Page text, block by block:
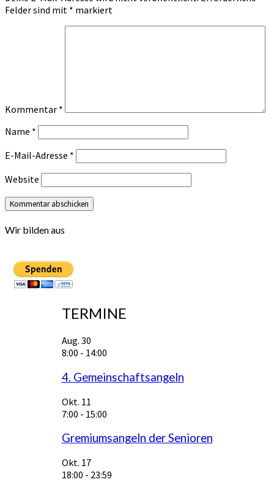
Felder sind mit * markiert
Kommentar *
Name *
E-Mail-Adresse *
Website
Wir bilden aus
TERMINE
Aug. 30
8:00 - 14:00
4. Gemeinschaftsangeln
Okt. 11
7:00 - 15:00
Gremiumsangeln der Senioren
Okt. 17
18:00 - 23:59